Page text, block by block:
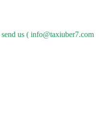
send us ( info@taxiuber7.com